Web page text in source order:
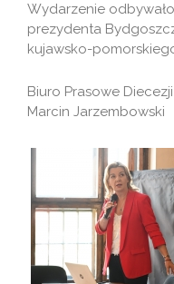
Wydarzenie
prezydenta
kujawsko-
Biuro Prasowe
Marcin Jarzembowski